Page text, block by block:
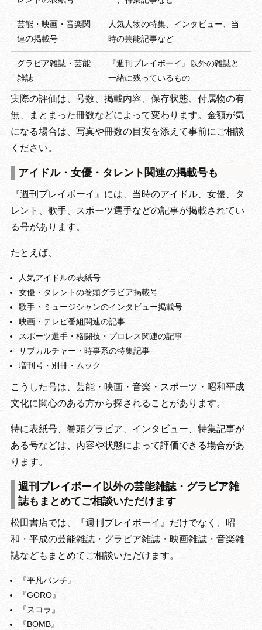
芸能・映画・音楽関
連の掲載号
人気人物の特集、インタビュー、当
時の芸能記事など
グラビア雑誌・芸能
雑誌
『週刊プレイボーイ』以外の雑誌と
一緒に残っているもの
実際の評価は、号数、掲載内容、保存状態、付属物の有
無、まとまった冊数などによって変わります。金額が気
になる場合は、写真や冊数の目安を添えて事前にご相談
ください。
アイドル・女優・タレント関連の掲載号も
『週刊プレイボーイ』には、当時のアイドル、女優、タ
レント、歌手、スポーツ選手などの記事が掲載されてい
る号があります。
たとえば、
人気アイドルの表紙号
女優・タレントの巻頭グラビア掲載号
歌手・ミュージシャンのインタビュー掲載号
映画・テレビ番組関連の記事
スポーツ選手・格闘技・プロレス関連の記事
サブカルチャー・時事系の特集記事
増刊号・別冊・ムック
こうした号は、芸能・映画・音楽・スポーツ・昭和平成
文化に関心のある方から探されることがあります。
特に表紙号、巻頭グラビア、インタビュー、特集記事が
ある号などは、内容や状態によって評価できる場合があ
ります。
週刊プレイボーイ以外の芸能雑誌・グラビア雑
誌もまとめてご相談いただけます
松田書店では、『週刊プレイボーイ』だけでなく、昭
和・平成の芸能雑誌・グラビア雑誌・映画雑誌・音楽雑
誌などもまとめてご相談いただけます。
『平凡パンチ』
『GORO』
『スコラ』
『BOMB』